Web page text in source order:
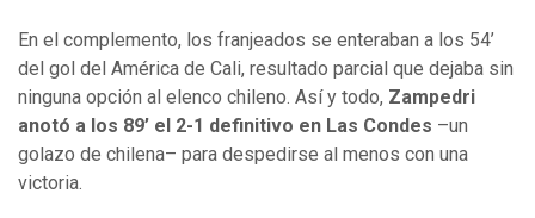
En el complemento, los franjeados se enteraban a los 54’
del gol del América de Cali, resultado parcial que dejaba sin
ninguna opción al elenco chileno. Así y todo, Zampedri
anotó a los 89’ el 2-1 definitivo en Las Condes –un
golazo de chilena– para despedirse al menos con una
victoria.